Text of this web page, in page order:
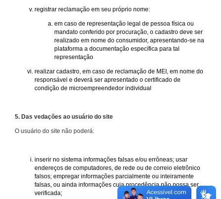
registrar reclamação em seu próprio nome:
em caso de representação legal de pessoa física ou
mandato conferido por procuração, o cadastro deve ser
realizado em nome do consumidor, apresentando-se na
plataforma a documentação específica para tal
representação
realizar cadastro, em caso de reclamação de MEI, em nome do
responsável e deverá ser apresentado o certificado de
condição de microempreendedor individual
5. Das vedações ao usuário do site
O usuário do site não poderá:
inserir no sistema informações falsas e/ou errôneas; usar
endereços de computadores, de rede ou de correio eletrônico
falsos; empregar informações parcialmente ou inteiramente
falsas, ou ainda informações cuja procedência não possa ser
verificada;